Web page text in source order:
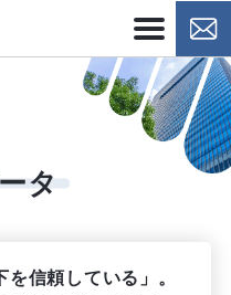
タ
信頼している」。